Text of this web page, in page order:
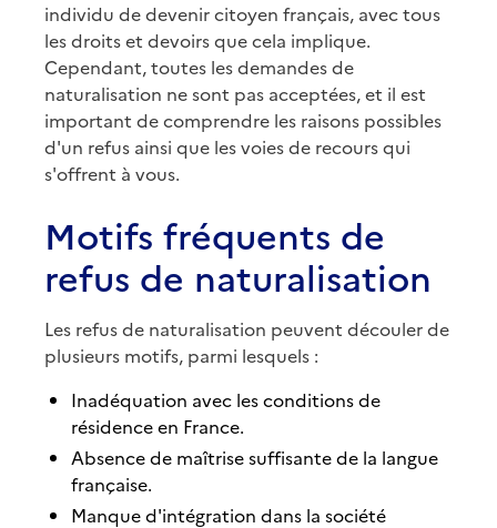
individu de devenir citoyen français, avec tous
les droits et devoirs que cela implique.
Cependant, toutes les demandes de
naturalisation ne sont pas acceptées, et il est
important de comprendre les raisons possibles
d'un refus ainsi que les voies de recours qui
s'offrent à vous.
Motifs fréquents de
refus de naturalisation
Les refus de naturalisation peuvent découler de
plusieurs motifs, parmi lesquels :
Inadéquation avec les conditions de
résidence en France.
Absence de maîtrise suffisante de la langue
française.
Manque d'intégration dans la société